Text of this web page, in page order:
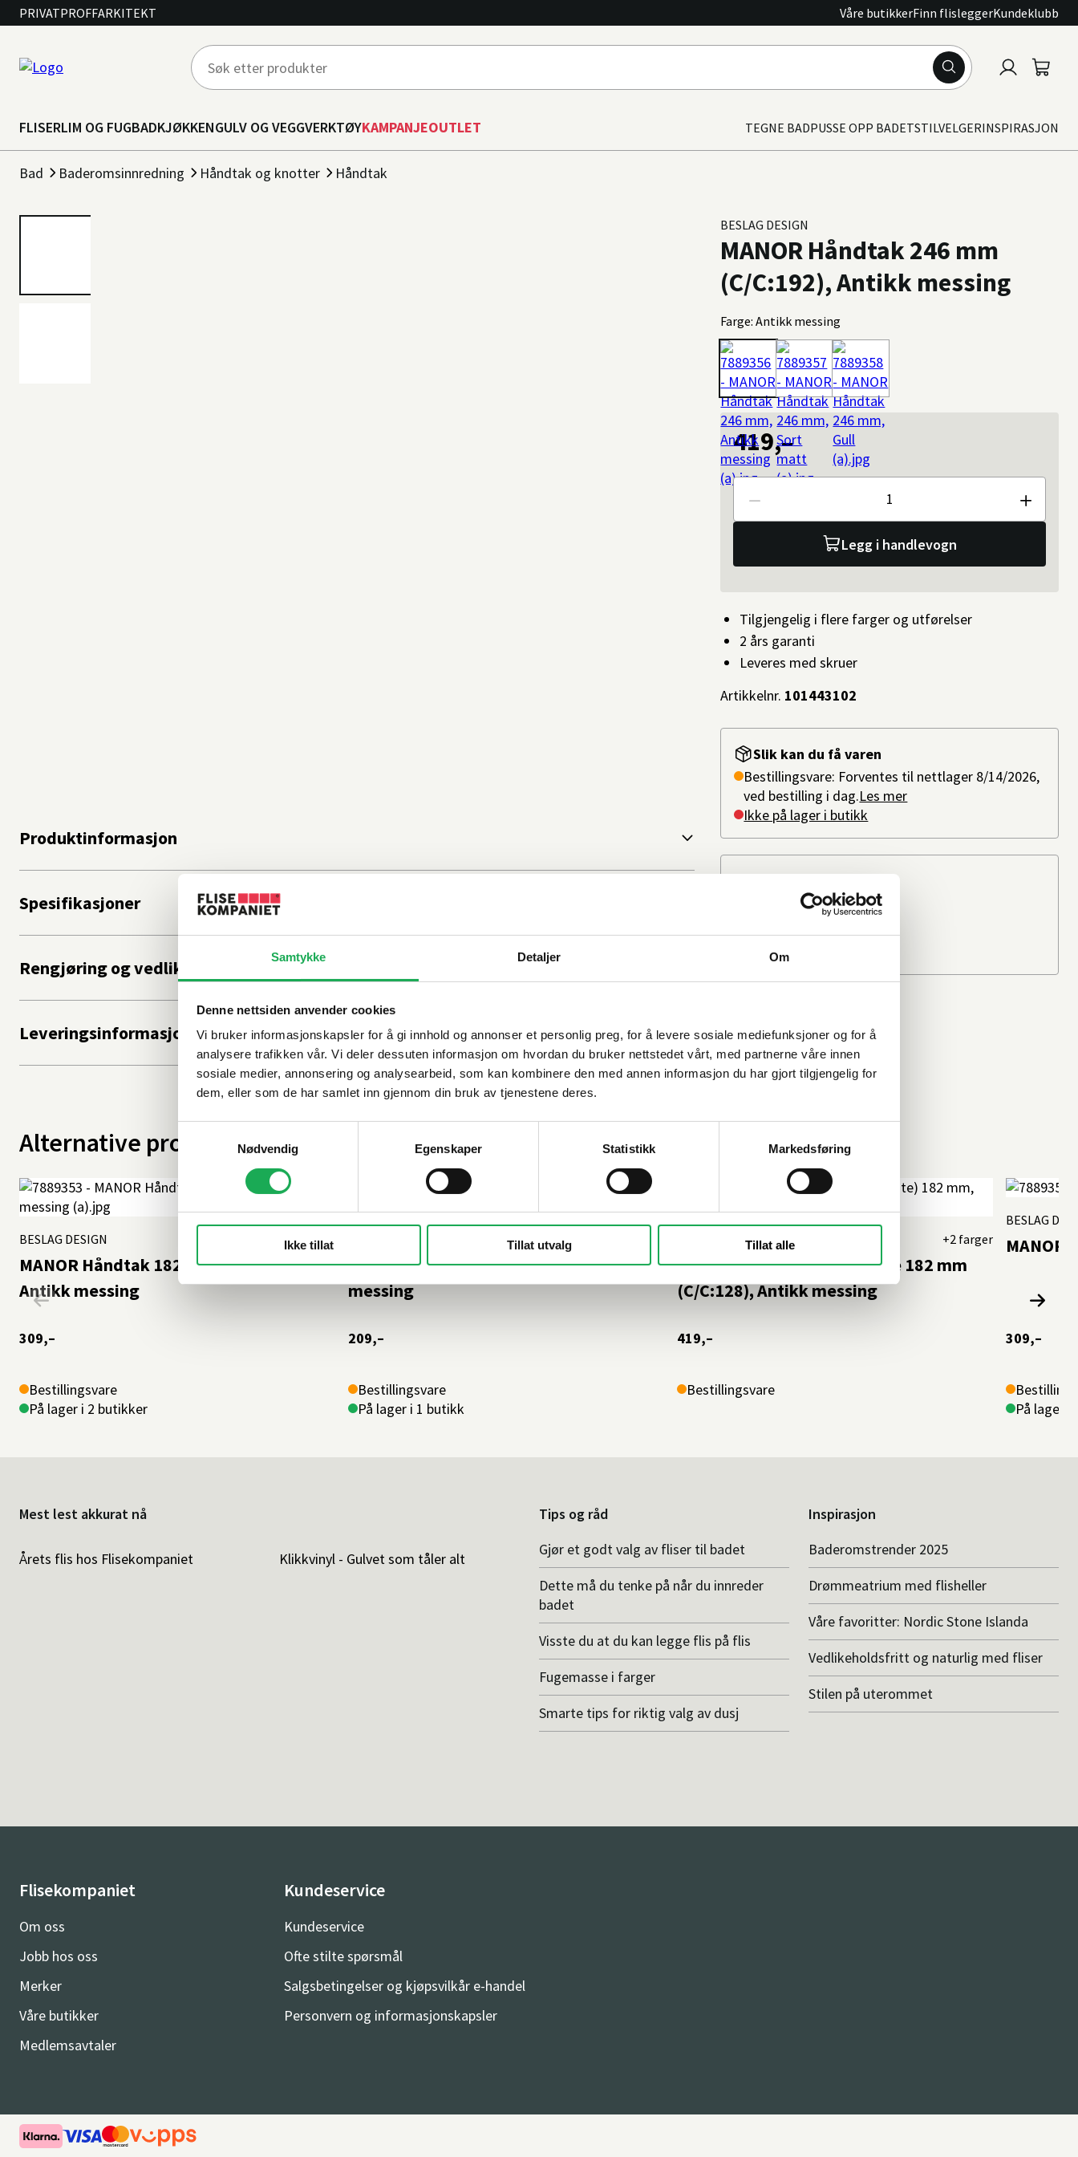
Samtykke Detaljer Om
Denne nettsiden anvender cookies
Vi bruker informasjonskapsler for å gi innhold og annonser et personlig preg, for å levere sosiale mediefunksjoner og for å
analysere trafikken vår. Vi deler dessuten informasjon om hvordan du bruker nettstedet vårt, med partnerne våre innen
sosiale medier, annonsering og analysearbeid, som kan kombinere den med annen informasjon du har gjort tilgjengelig for
dem, eller som de har samlet inn gjennom din bruk av tjenestene deres.
Nødvendig
Egenskaper Statistikk Markedsføring
Ikke tillat Tillat utvalg Tillat alle
PRIVATPROFFARKITEKT Våre butikkerFinn flisleggerKundeklubb
FLISERLIM OG FUGBADKJØKKENGULV OG VEGGVERKTØYKAMPANJEOUTLET TEGNE BADPUSSE OPP BADETSTILVELGERINSPIRASJON
Bad Baderomsinnredning Håndtak og knotter Håndtak
BESLAG DESIGN
MANOR Håndtak 246 mm
(C/C:192), Antikk messing
Farge: Antikk messing
419,–
Antall
Legg i handlevogn
Slik kan du få varen
Bestillingsvare: Forventes til nettlager 8/14/2026,
ved bestilling i dag.Les mer
Ikke på lager i butikk
Tilgjengelig i flere farger og utførelser
2 års garanti
Leveres med skruer
Artikkelnr. 101443102
Ditt postnummer
Produktinformasjon
Spesifikasjoner
Rengjøring og vedlikehold
Leveringsinformasjon
Alternative produkter
MANOR Håndtak 182 mm (C/C:128),
Antikk messing
BESLAG DESIGN +2 farger
309,–
Bestillingsvare
På lager i 2 butikker
MANOR T-håndtak 54 mm, Antikk
messing
209,–
Bestillingsvare
På lager i 1 butikk
MANOR Håndtak m/bakplate 182 mm
(C/C:128), Antikk messing
BESLAG DESIGN +2 farger
419,–
Bestillingsvare
MANOR
BESLAG
309,–
På lager i
Mest lest akkurat nå
Årets flis hos Flisekompaniet Klikkvinyl - Gulvet som tåler alt
Tips og råd
Gjør et godt valg av fliser til badet
Dette må du tenke på når du innreder
badet
Visste du at du kan legge flis på flis
Fugemasse i farger
Smarte tips for riktig valg av dusj
Inspirasjon
Baderomstrender 2025
Drømmeatrium med flisheller
Våre favoritter: Nordic Stone Islanda
Vedlikeholdsfritt og naturlig med fliser
Stilen på uterommet
Flisekompaniet
Om oss
Jobb hos oss
Merker
Våre butikker
Medlemsavtaler
Kundeservice
Kundeservice
Ofte stilte spørsmål
Salgsbetingelser og kjøpsvilkår e-handel
Personvern og informasjonskapsler